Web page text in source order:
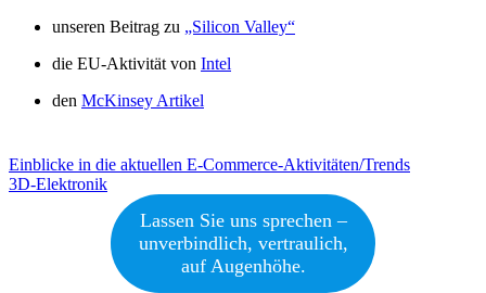
unseren Beitrag zu „Silicon Valley“
die EU-Aktivität von Intel
den McKinsey Artikel
Beitragsnavigation
Einblicke in die aktuellen E-Commerce-Aktivitäten/Trends
3D-Elektronik
Lassen Sie uns sprechen –
unverbindlich, vertraulich,
auf Augenhöhe.